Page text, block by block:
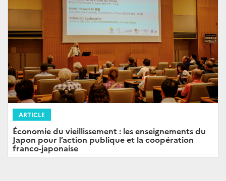
ARTICLE
Économie du vieillissement : les enseignements du
Japon pour l’action publique et la coopération
franco-japonaise